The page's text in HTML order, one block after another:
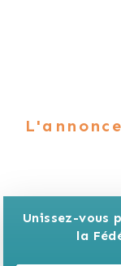
Unissez-vous
la